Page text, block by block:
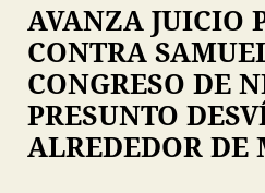
AVANZA JUICIO
CONTRA
CONGRESO DE
PRESUNTO
ALREDEDOR DE